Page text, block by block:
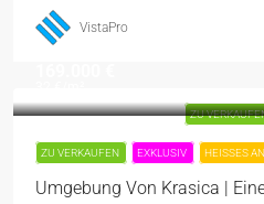
VistaPro
ZU
ZU VERKAUFEN EXKLUSIV HEISSES
Umgebung Von Krasica |